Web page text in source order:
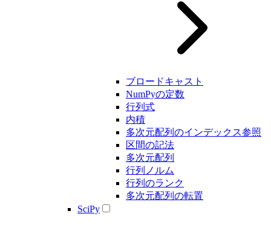
ブロードキャスト
NumPyの定数
行列式
内積
多次元配列のインデックス参照
区間の記法
多次元配列
行列ノルム
行列のランク
多次元配列の転置
SciPy